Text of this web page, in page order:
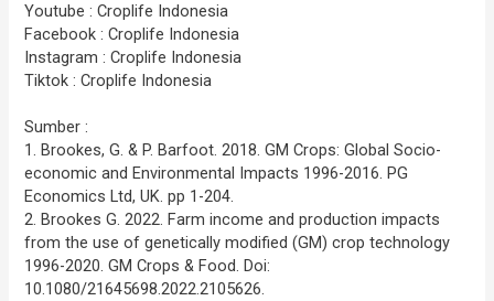
Youtube : Croplife Indonesia
Facebook : Croplife Indonesia
Instagram : Croplife Indonesia
Tiktok : Croplife Indonesia
Sumber :
1. Brookes, G. & P. Barfoot. 2018. GM Crops: Global Socio-
economic and Environmental Impacts 1996-2016. PG
Economics Ltd, UK. pp 1-204.
2. Brookes G. 2022. Farm income and production impacts
from the use of genetically modified (GM) crop technology
1996-2020. GM Crops & Food. Doi:
10.1080/21645698.2022.2105626.